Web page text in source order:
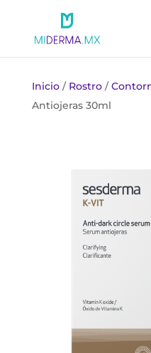
Inicio/ Rostro/
Antiojeras 30ml